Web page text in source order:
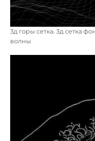
3д горы сетка. 3д сетка
волны